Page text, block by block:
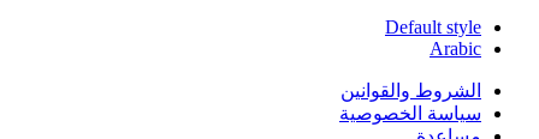
Default style
Arabic
الشروط والقوانين
سياسة الخصوصية